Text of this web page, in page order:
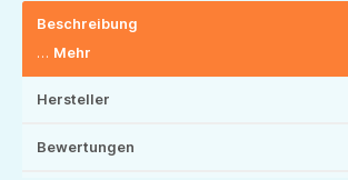
Beschreibung
… Mehr
Hersteller
Bewertungen